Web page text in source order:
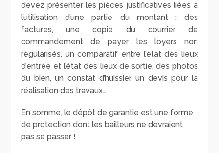
devez présenter les pièces justificatives liées à
l’utilisation d’une partie du montant : des
factures, une copie du courrier de
commandement de payer les loyers non
régularisés, un comparatif entre l’état des lieux
d’entrée et l’état des lieux de sortie, des photos
du bien, un constat d’huissier, un devis pour la
réalisation des travaux…
En somme, le dépôt de garantie est une forme
de protection dont les bailleurs ne devraient
pas se passer !